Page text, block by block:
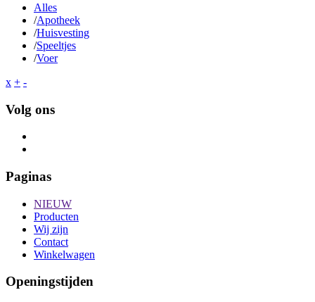
Alles
/Apotheek
/Huisvesting
/Speeltjes
/Voer
x + -
Volg ons
Paginas
NIEUW
Producten
Wij zijn
Contact
Winkelwagen
Openingstijden